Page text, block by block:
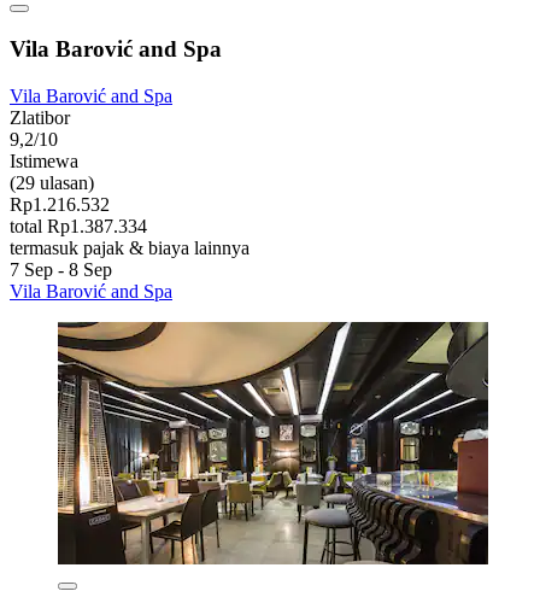
Vila Barović and Spa
Vila Barović and Spa
Zlatibor
9,2/10
Istimewa
(29 ulasan)
Rp1.216.532
total Rp1.387.334
termasuk pajak & biaya lainnya
7 Sep - 8 Sep
Vila Barović and Spa